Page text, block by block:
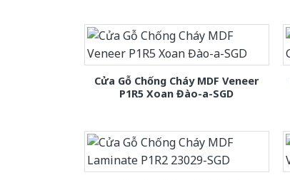
Cửa Gỗ Chống Cháy MDF Veneer
P1R5 Xoan Đào-a-SGD